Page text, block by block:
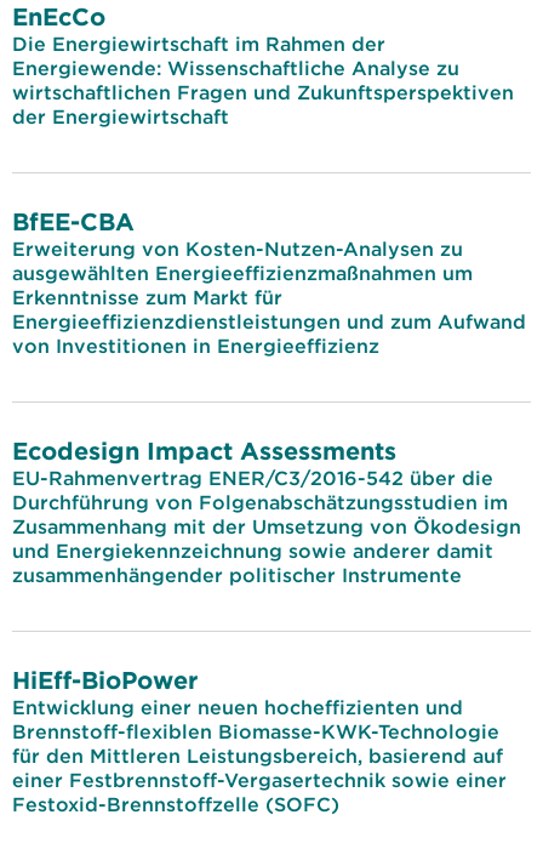
EnEcCo
Die Energiewirtschaft im Rahmen der
Energiewende: Wissenschaftliche Analyse zu
wirtschaftlichen Fragen und Zukunftsperspektiven
der Energiewirtschaft
BfEE-CBA
Erweiterung von Kosten-Nutzen-Analysen zu
ausgewählten Energieeffizienzmaßnahmen um
Erkenntnisse zum Markt für
Energieeffizienzdienstleistungen und zum Aufwand
von Investitionen in Energieeffizienz
Ecodesign Impact Assessments
EU-Rahmenvertrag ENER/C3/2016-542 über die
Durchführung von Folgenabschätzungsstudien im
Zusammenhang mit der Umsetzung von Ökodesign
und Energiekennzeichnung sowie anderer damit
zusammenhängender politischer Instrumente
HiEff-BioPower
Entwicklung einer neuen hocheffizienten und
Brennstoff-flexiblen Biomasse-KWK-Technologie
für den Mittleren Leistungsbereich, basierend auf
einer Festbrennstoff-Vergasertechnik sowie einer
Festoxid-Brennstoffzelle (SOFC)